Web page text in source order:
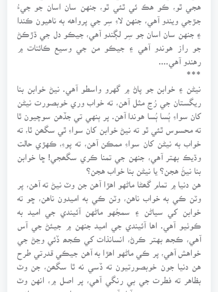
هجي ٿو، ڪو هڪ ئي ٿئي ٿو، جنهن سان اسان جو جيءُ
جـڙجي ويندو آهي، جنهن لاءِ سِر جي پرواهه به ناهيون ڪندا
۽ جنهن سان اسان جو سِر لڳندو آهي، جيڪو دل جي ڌڙڪڻ
جو راز هوندو آهي ۽ جيڪو من جي وسيع ڪائنات ۾
رهندو آهي....
***
نيڻن ۽ خوابن جو پاڻ ۾ گهرو واسطو آهي. نيڻ خوابن بنا
ريگستان جي رُڃ مثل آهن، ته خواب وري خوبصورت نيڻن
کان سواءِ ٻُسا ٻُسا هوندا آهن. پر ٻنهي تي جڏهن سوچيون ٿا
ته محسوس ٿئي ٿو ته نيڻ خوابن کان سواءِ ٿي سگھن ٿا، ته
خواب به نيڻن کان سواءِ ممڪن آهن، ته پوءِ، ڪهڙي حالت
وڌيڪ بهتر آهي، جنهن جي تمنا ڪري سگھجي! ڇا خوابن
بنا نيڻَ هجن؟ يا نيڻن بنا خواب هجن؟
هن دنيا ۾ تمام گھڻا ماڻهو اهڙا آهن جن وٽ نيڻ ته آهن، پر
وٽن ڪي به خواب ناهن، وٽن ڪي به اميدون ناهن، ڇو ته
خوابن کي سياڻن ۽ سمجُهو ماڻهن آئيندي جي اميد به
ڪوٺيو آهي. اها آئيندي جي اميد جنهن ۾ جيئڻ جي آس
آهي، ڪجھ بهتر ڪرڻ، انسانذات کي ڪجھ ڏئي وڃڻ جي
خواهش آهي، پر ڪي ماڻهو اهڙا به آهن جيڪي قدرتي طرح
هن دنيا جون خوبصورتيون ته ڏسي نه ٿا سگھن، جن وٽ
بظاهر ته فطرت جي بي رنگي آهي، پر اصل ۾، انهن وٽ
سپنن جو سندر ديس آباد آهي، جنهن ۾ اهي پنهنجي اندر